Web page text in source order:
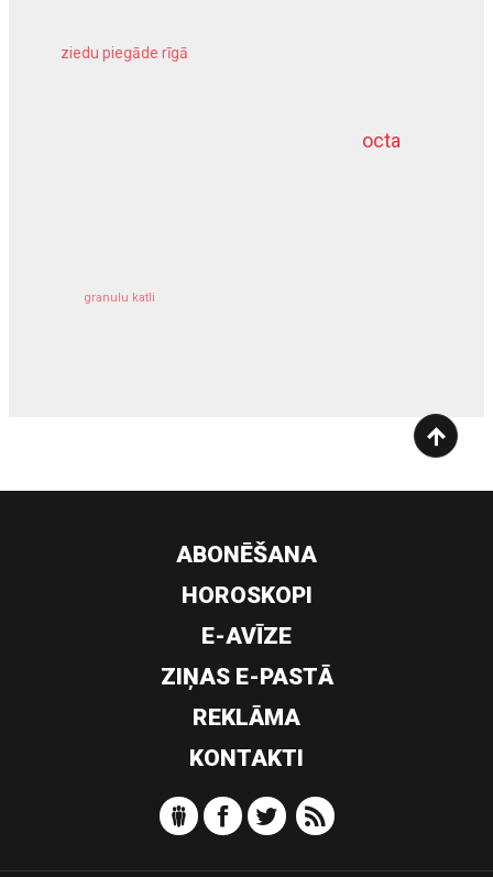
octa
ziedu piegāde rīgā
granulu katli
dziļurbums
ABONĒŠANA
HOROSKOPI
E-AVĪZE
ZIŅAS E-PASTĀ
REKLĀMA
KONTAKTI